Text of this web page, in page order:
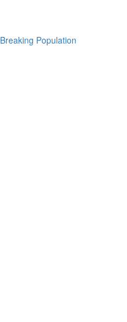
Breaking Population